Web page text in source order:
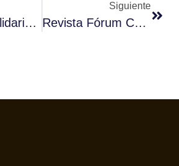
Proyecto Solidario Café Mundi – Fórum Café 2016
Siguiente
Revista Fórum Café – Diciembre 2015 – Número 63